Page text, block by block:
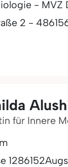
- MVZ
2 - 4
für Innere
1286152